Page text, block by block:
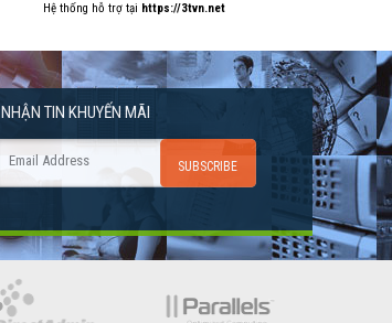
Hệ thống hỗ trợ tại https://3tvn.net
NHẬN TIN KHUYẾN MÃI